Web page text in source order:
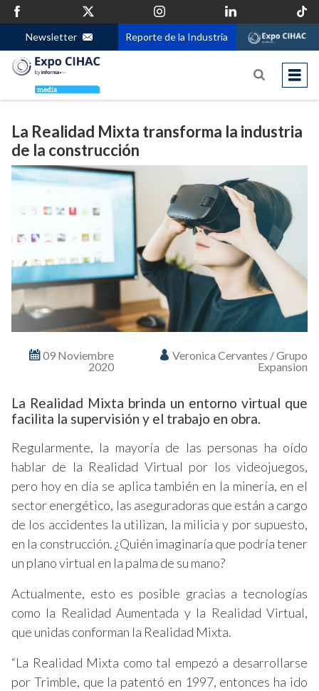
Newsletter Reporte de la Industria
La Realidad Mixta transforma la industria
de la construcción
09 Noviembre
2020
Veronica Cervantes / Grupo
Expansion
La Realidad Mixta brinda un entorno virtual que
facilita la supervisión y el trabajo en obra.
Regularmente, la mayoría de las personas ha oído
hablar de la Realidad Virtual por los videojuegos,
pero hoy en día se aplica también en la minería, en el
sector energético, las aseguradoras que están a cargo
de los accidentes la utilizan, la milicia y por supuesto,
en la construcción. ¿Quién imaginaría que podría tener
un plano virtual en la palma de su mano?
Actualmente, esto es posible gracias a tecnologías
como la Realidad Aumentada y la Realidad Virtual,
que unidas conforman la Realidad Mixta.
“La Realidad Mixta como tal empezó a desarrollarse
por Trimble, que la patentó en 1997, entonces ha ido